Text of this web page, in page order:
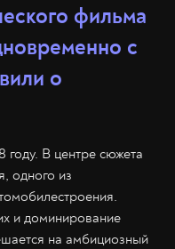
фильма
с
о
году. В центре сюжета
одного из
и доминирование
на амбициозный